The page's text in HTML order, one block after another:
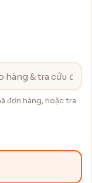
đơn hàng, hoặc tra